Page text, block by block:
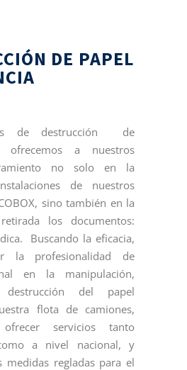
DE PAPEL
de destrucción de
ofrecemos a nuestros
no solo en la
de nuestros
sino también en la
los documentos:
Buscando la eficacia,
la profesionalidad de
en la manipulación,
del papel
flota de camiones,
servicios tanto
a nivel nacional, y
medidas regladas para el